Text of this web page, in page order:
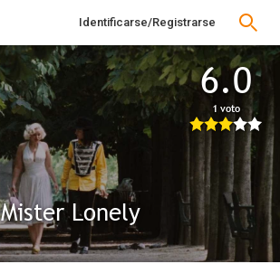
Identificarse/Registrarse
6.0
1 voto
Mister Lonely